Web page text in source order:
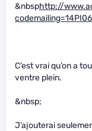
&nbsphttp://
C’est vrai qu’on a
ventre plein.
&nbsp;
J’ajouterai